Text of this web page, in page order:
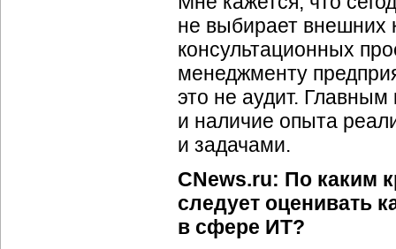
не выбирает внешних
консультационных
менеджменту
это не аудит.
и наличие опыта
и задачами.
CNews.ru: По каким
следует оценивать
в сфере ИТ?